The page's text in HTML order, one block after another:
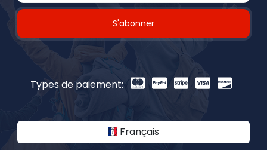
S'abonner
Types de paiement:
Français